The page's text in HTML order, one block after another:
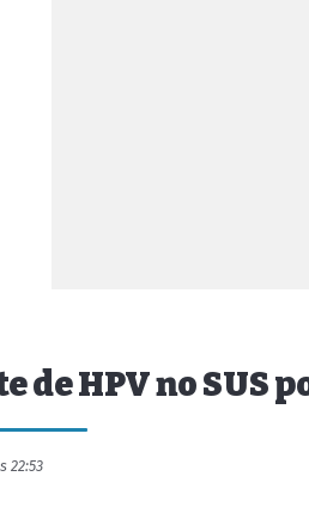
de HPV no SUS
22:53